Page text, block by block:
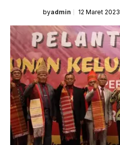
byadmin 12 Maret 2023